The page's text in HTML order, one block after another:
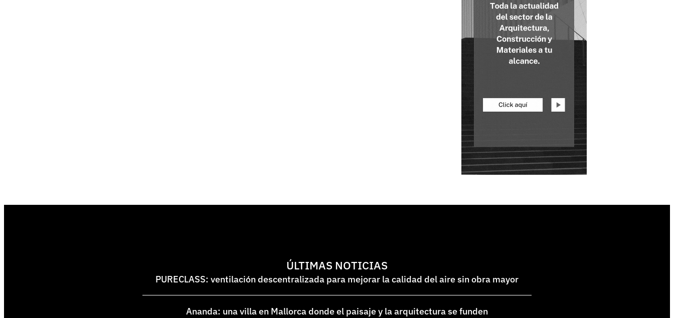
ÚLTIMAS NOTICIAS
PURECLASS: ventilación descentralizada para mejorar la calidad del aire sin obra mayor
Ananda: una villa en Mallorca donde el paisaje y la arquitectura se funden